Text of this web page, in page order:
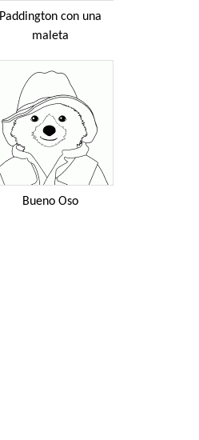
Paddington con una
maleta
Bueno Oso